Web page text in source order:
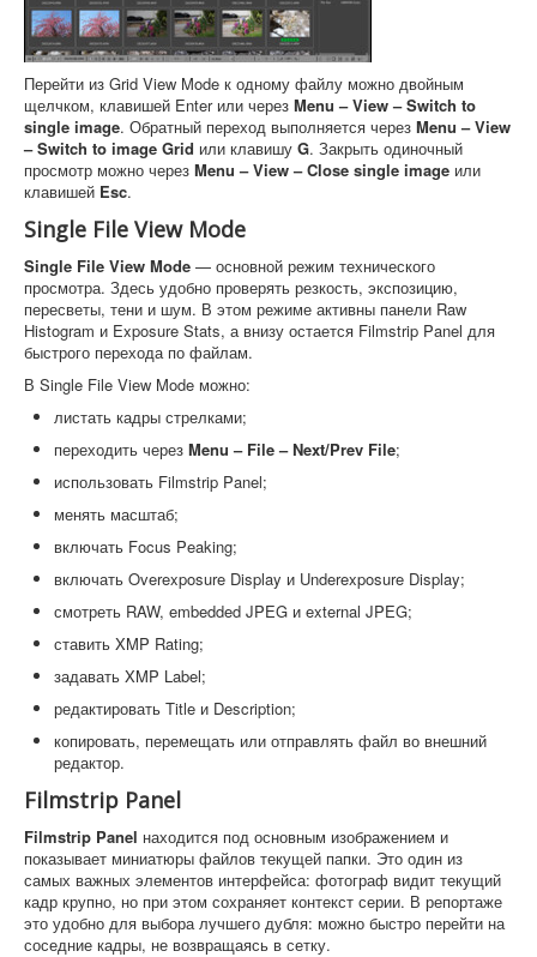
Перейти из Grid View Mode к одному файлу можно двойным
щелчком, клавишей Enter или через Menu – View – Switch to
single image. Обратный переход выполняется через Menu – View
– Switch to image Grid или клавишу G. Закрыть одиночный
просмотр можно через Menu – View – Close single image или
клавишей Esc.
Single File View Mode
Single File View Mode — основной режим технического
просмотра. Здесь удобно проверять резкость, экспозицию,
пересветы, тени и шум. В этом режиме активны панели Raw
Histogram и Exposure Stats, а внизу остается Filmstrip Panel для
быстрого перехода по файлам.
В Single File View Mode можно:
листать кадры стрелками;
переходить через Menu – File – Next/Prev File;
использовать Filmstrip Panel;
менять масштаб;
включать Focus Peaking;
включать Overexposure Display и Underexposure Display;
смотреть RAW, embedded JPEG и external JPEG;
ставить XMP Rating;
задавать XMP Label;
редактировать Title и Description;
копировать, перемещать или отправлять файл во внешний
редактор.
Filmstrip Panel
Filmstrip Panel находится под основным изображением и
показывает миниатюры файлов текущей папки. Это один из
самых важных элементов интерфейса: фотограф видит текущий
кадр крупно, но при этом сохраняет контекст серии. В репортаже
это удобно для выбора лучшего дубля: можно быстро перейти на
соседние кадры, не возвращаясь в сетку.